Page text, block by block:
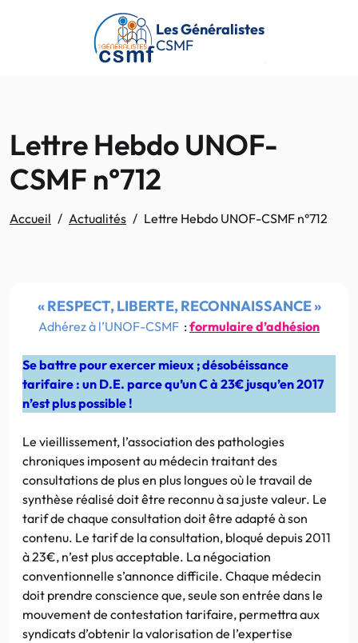
Passer au contenu principal
Les Généralistes
CSMF
Lettre Hebdo UNOF-
CSMF n°712
Accueil Actualités Lettre Hebdo UNOF-CSMF n°712
« RESPECT, LIBERTE, RECONNAISSANCE »
Adhérez à l’UNOF-CSMF :formulaire d’adhésion
Se battre pour exercer mieux ; désobéissance
tarifaire : un D.E. parce qu’un C à 23€ jusqu’en 2017
n’est plus possible !
Le vieillissement, l’association des pathologies
chroniques imposent au médecin traitant des
consultations de plus en plus longues où le travail de
synthèse réalisé doit être reconnu à sa juste valeur. Le
tarif de chaque consultation doit être adapté à son
contenu. Le tarif de la consultation, bloqué depuis 2011
à 23€, n’est plus acceptable. La négociation
conventionnelle s’annonce difficile. Chaque médecin
doit prendre conscience que, seule son entrée dans le
mouvement de contestation tarifaire, permettra aux
syndicats d’obtenir la valorisation de l’expertise